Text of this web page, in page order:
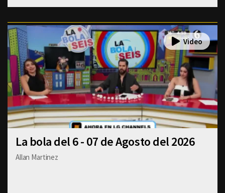
La bola del 6 - 07 de Agosto del 2026
Allan Martinez